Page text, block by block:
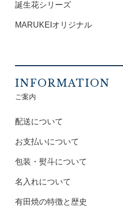
誕生花シリーズ
MARUKEIオリジナル
INFORMATION
ご案内
配送について
お支払いについて
包装・熨斗について
名入れについて
有田焼の特徴と歴史